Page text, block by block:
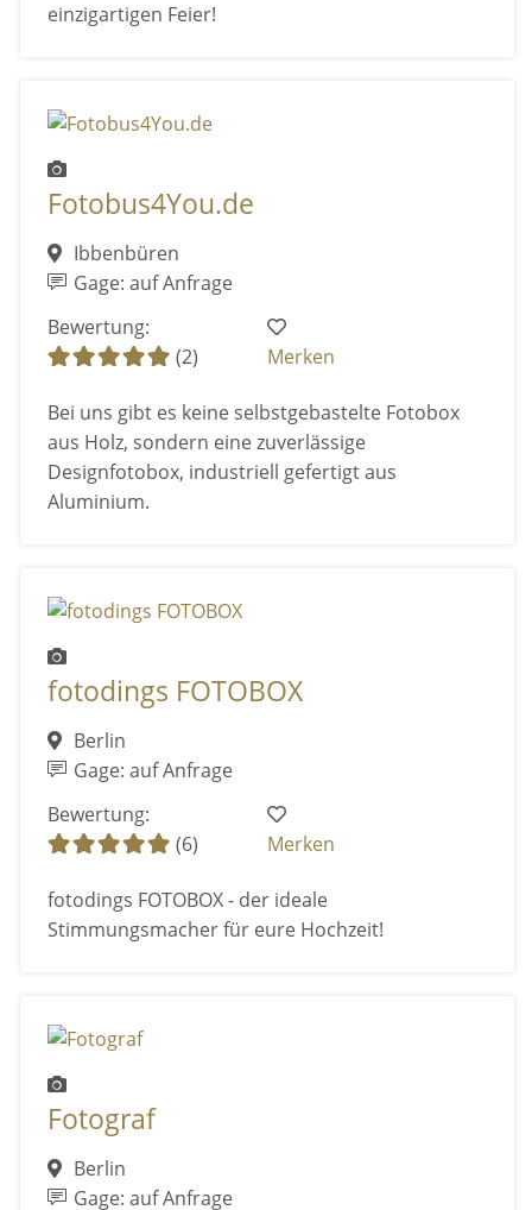
einzigartigen Feier!
Fotobus4You.de
Ibbenbüren
Gage: auf Anfrage
Bewertung:
(2)
Merken
Bei uns gibt es keine selbstgebastelte Fotobox
aus Holz, sondern eine zuverlässige
Designfotobox, industriell gefertigt aus
Aluminium.
fotodings FOTOBOX
Berlin
Gage: auf Anfrage
Bewertung:
(6)
Merken
fotodings FOTOBOX - der ideale
Stimmungsmacher für eure Hochzeit!
Fotograf
Berlin
Gage: auf Anfrage